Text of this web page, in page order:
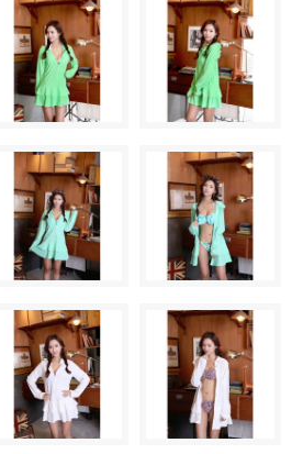
G柄〈color__S-17__〉
SOLD OUT
× 売り切れ中
H柄〈color__S-18__〉
△ 残り僅か
SOLD OUT
× 売り切れ中
A柄〈color__S-11__〉
○ 在庫有り
B柄〈color__S-12__〉
○ 在庫有り
C柄〈color__S-13__〉
○ 在庫有り
D柄〈color__S-14__〉
SOLD OUT
× 売り切れ中